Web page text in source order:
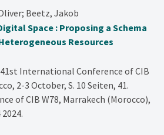
Beetz, Jakob
Space : Proposing a Schema
Resources
International Conference of CIB
2-3 October, S. 10 Seiten, 41.
of CIB W78, Marrakech (Morocco),
2024.